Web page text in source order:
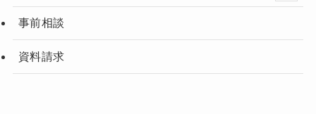
事前相談
資料請求